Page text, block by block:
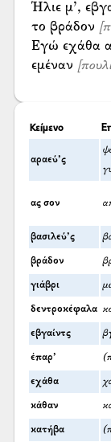
Ήλιε μ’,
το βράδον
Εγώ εχάθα
εμέναν
Κείμενο
αραεύ’ς
ας σον
βασιλεύ’ς
βράδον
γιάβρι
δεντροκέφαλα
εβγαίντς
έπαρ’
εχάθα
κάθαν
κατήβα